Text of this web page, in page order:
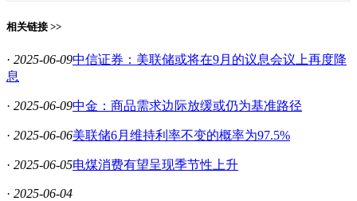
相关链接 >>
· 2025-06-09中信证券：美联储或将在9月的议息会议上再度降
息
· 2025-06-09中金：商品需求边际放缓或仍为基准路径
· 2025-06-06美联储6月维持利率不变的概率为97.5%
· 2025-06-05电煤消费有望呈现季节性上升
· 2025-06-04